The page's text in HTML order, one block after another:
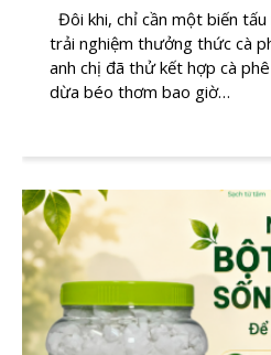
Đôi khi, chỉ cần một biến
trải nghiệm thưởng thức cà
anh chị đã thử kết hợp cà
dừa béo thơm bao giờ…